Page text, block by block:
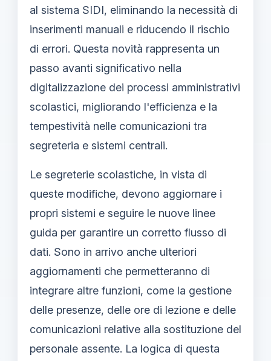
al sistema SIDI, eliminando la necessità di
inserimenti manuali e riducendo il rischio
di errori. Questa novità rappresenta un
passo avanti significativo nella
digitalizzazione dei processi amministrativi
scolastici, migliorando l'efficienza e la
tempestività nelle comunicazioni tra
segreteria e sistemi centrali.
Le segreterie scolastiche, in vista di
queste modifiche, devono aggiornare i
propri sistemi e seguire le nuove linee
guida per garantire un corretto flusso di
dati. Sono in arrivo anche ulteriori
aggiornamenti che permetteranno di
integrare altre funzioni, come la gestione
delle presenze, delle ore di lezione e delle
comunicazioni relative alla sostituzione del
personale assente. La logica di questa